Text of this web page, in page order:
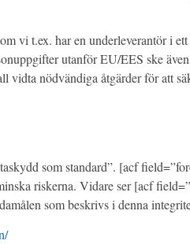
vi t.ex. har en underleverantör i
utanför EU/EES ske
vidta nödvändiga åtgärder för att
som standard”. [acf
riskerna. Vidare ser [acf
som beskrivs i denna